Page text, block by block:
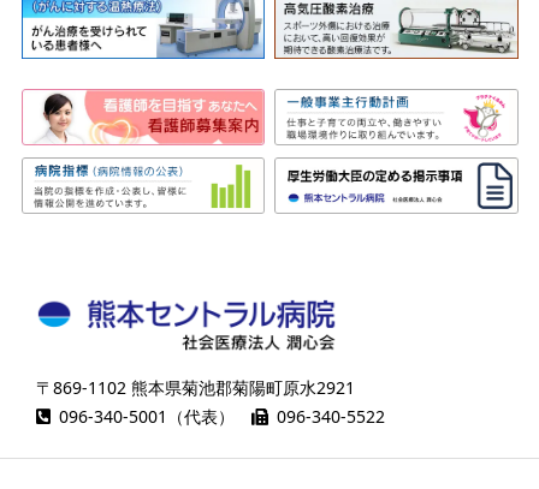
〒869-1102 熊本県菊池郡菊陽町原水2921
096-340-5001（代表）
096-340-5522